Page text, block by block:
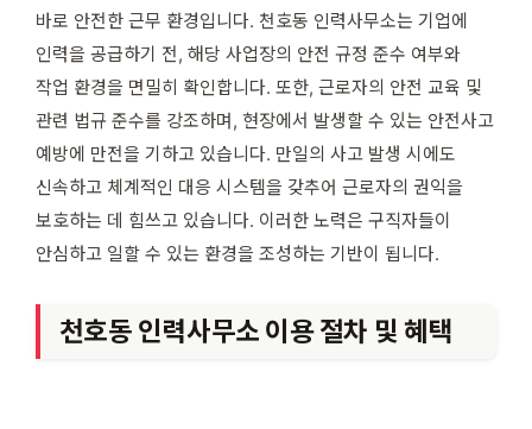
바로 안전한 근무 환경입니다. 천호동 인력사무소는 기업에
인력을 공급하기 전, 해당 사업장의 안전 규정 준수 여부와
작업 환경을 면밀히 확인합니다. 또한, 근로자의 안전 교육 및
관련 법규 준수를 강조하며, 현장에서 발생할 수 있는 안전사고
예방에 만전을 기하고 있습니다. 만일의 사고 발생 시에도
신속하고 체계적인 대응 시스템을 갖추어 근로자의 권익을
보호하는 데 힘쓰고 있습니다. 이러한 노력은 구직자들이
안심하고 일할 수 있는 환경을 조성하는 기반이 됩니다.
천호동 인력사무소 이용 절차 및 혜택